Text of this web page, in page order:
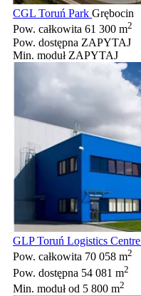
CGL Toruń Park Grębocin
Pow. całkowita 61 300 m2
Pow. dostępna ZAPYTAJ
Min. moduł ZAPYTAJ
GLP Toruń Logistics Centre
Pow. całkowita 70 058 m2
Pow. dostępna 54 081 m2
Min. modułod 5 800 m2